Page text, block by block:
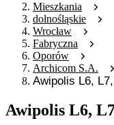
Mieszkania
dolnośląskie
Wrocław
Fabryczna
Oporów
Archicom S.A.
Awipolis L6,
Awipolis L6,